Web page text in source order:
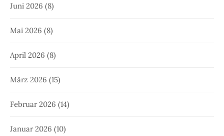
Juni 2026 (8)
Mai 2026 (8)
April 2026 (8)
März 2026 (15)
Februar 2026 (14)
Januar 2026 (10)